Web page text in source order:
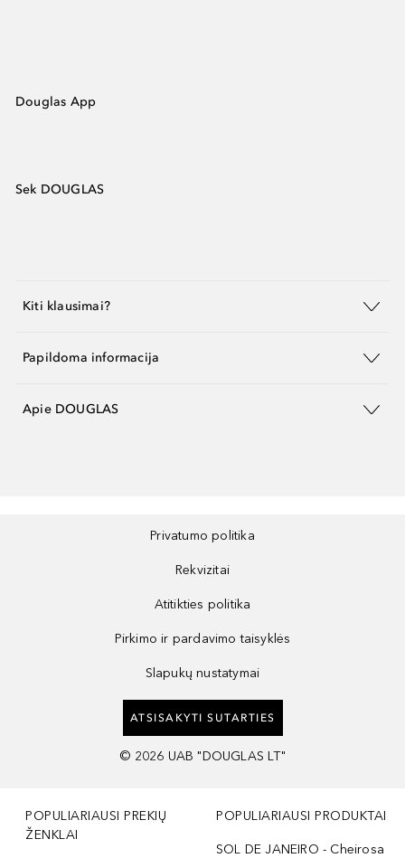
Douglas App
Sek DOUGLAS
Kiti klausimai?
Papildoma informacija
Apie DOUGLAS
Privatumo politika
Rekvizitai
Atitikties politika
Pirkimo ir pardavimo taisyklės
Slapukų nustatymai
ATSISAKYTI SUTARTIES
© 2026 UAB "DOUGLAS LT"
POPULIARIAUSI PREKIŲ
ŽENKLAI
POPULIARIAUSI PRODUKTAI
SOL DE JANEIRO - Cheirosa